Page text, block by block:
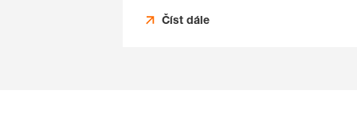
Číst dále